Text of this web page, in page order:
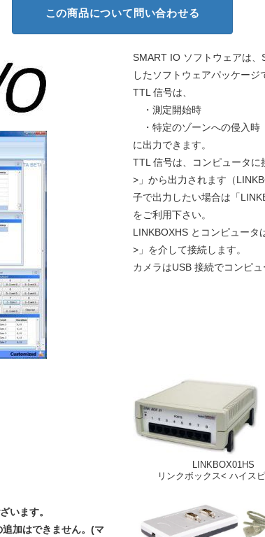
この商品について問い合わせる
SMART IO ソフトウェアは
したソフトウェアパッケージ
TTL 信号は、
・測定開始時
・特定のゾーンへの侵入時
に出力できます。
TTL 信号は、コンピュータに
>」から出力されます（
子で出力したい場合は「
をご利用下さい。
LINKBOXHS とコンピュータ
>」を介して接続します。
カメラはUSB 接続でコンピ
います。
加はできません。(マ
LINKBOX01HS
リンクボックス< ハイス